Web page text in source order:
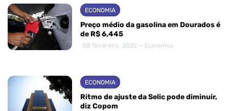
ECONOMIA
Preço médio da gasolina em Dourados é
de R$ 6,445
08 fevereiro, 2022 — Economia
ECONOMIA
Ritmo de ajuste da Selic pode diminuir,
diz Copom